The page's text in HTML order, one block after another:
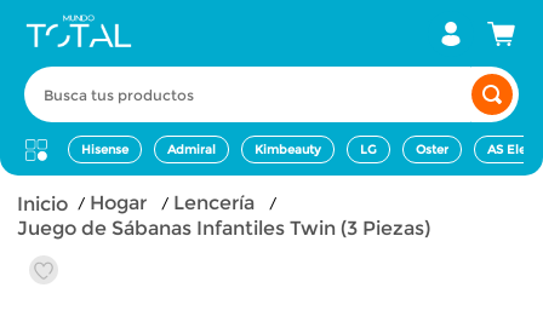
Busca tus productos
Hisense Admiral Kimbeauty LG Oster AS
hogar
lencería
Juego de Sábanas Infantiles Twin (3 Piezas)